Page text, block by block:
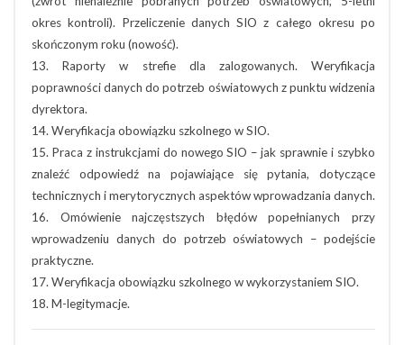
okres kontroli). Przeliczenie danych SIO z całego okresu po
skończonym roku (nowość).
13. Raporty w strefie dla zalogowanych. Weryfikacja
poprawności danych do potrzeb oświatowych z punktu widzenia
dyrektora.
14. Weryfikacja obowiązku szkolnego w SIO.
15. Praca z instrukcjami do nowego SIO – jak sprawnie i szybko
znaleźć odpowiedź na pojawiające się pytania, dotyczące
technicznych i merytorycznych aspektów wprowadzania danych.
16. Omówienie najczęstszych błędów popełnianych przy
wprowadzeniu danych do potrzeb oświatowych – podejście
praktyczne.
17. Weryfikacja obowiązku szkolnego w wykorzystaniem SIO.
18. M-legitymacje.